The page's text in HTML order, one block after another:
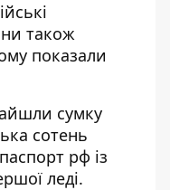
також
показали
сумку
сотень
рф із
леді.